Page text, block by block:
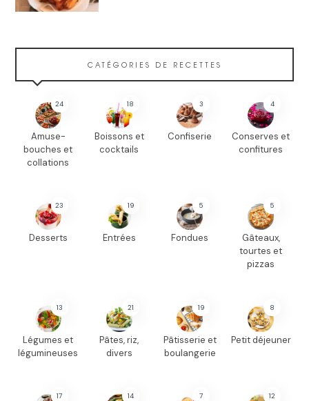
CATÉGORIES DE RECETTES
24
Amuse-
bouches et
collations
18
Boissons et
cocktails
3
Confiserie
4
Conserves et
confitures
23
Desserts
19
Entrées
5
Fondues
5
Gâteaux,
tourtes et
pizzas
13
Légumes et
légumineuses
21
Pâtes, riz,
divers
19
Pâtisserie et
boulangerie
8
Petit déjeuner
17 14 7 12